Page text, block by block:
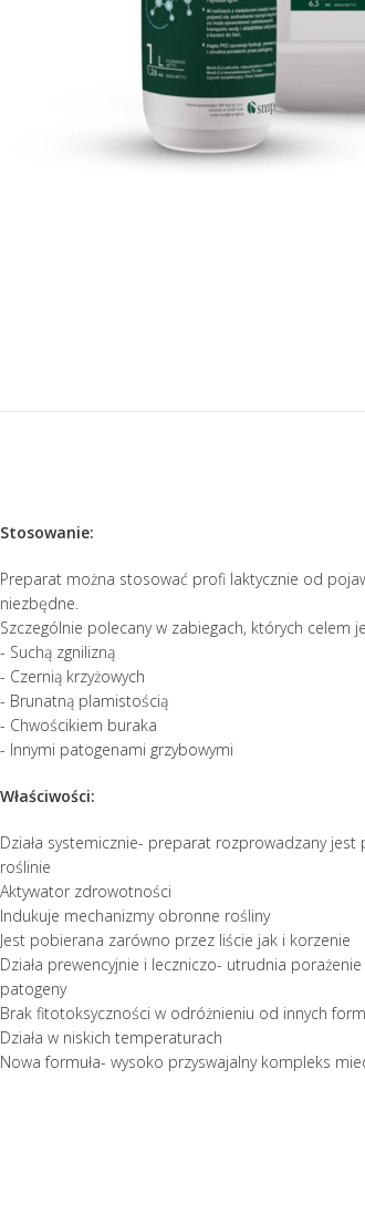
Stosowanie:
Preparat można stosować profi laktycznie od
niezbędne.
Szczególnie polecany w zabiegach, których celem
- Suchą zgnilizną
- Czernią krzyżowych
- Brunatną plamistością
- Chwościkiem buraka
- Innymi patogenami grzybowymi
Właściwości:
Działa systemicznie- preparat rozprowadzany jest
roślinie
Aktywator zdrowotności
Indukuje mechanizmy obronne rośliny
Jest pobierana zarówno przez liście jak i korzenie
Działa prewencyjnie i leczniczo- utrudnia
patogeny
Brak fitotoksyczności w odróżnieniu od innych
Działa w niskich temperaturach
Nowa formuła- wysoko przyswajalny kompleks